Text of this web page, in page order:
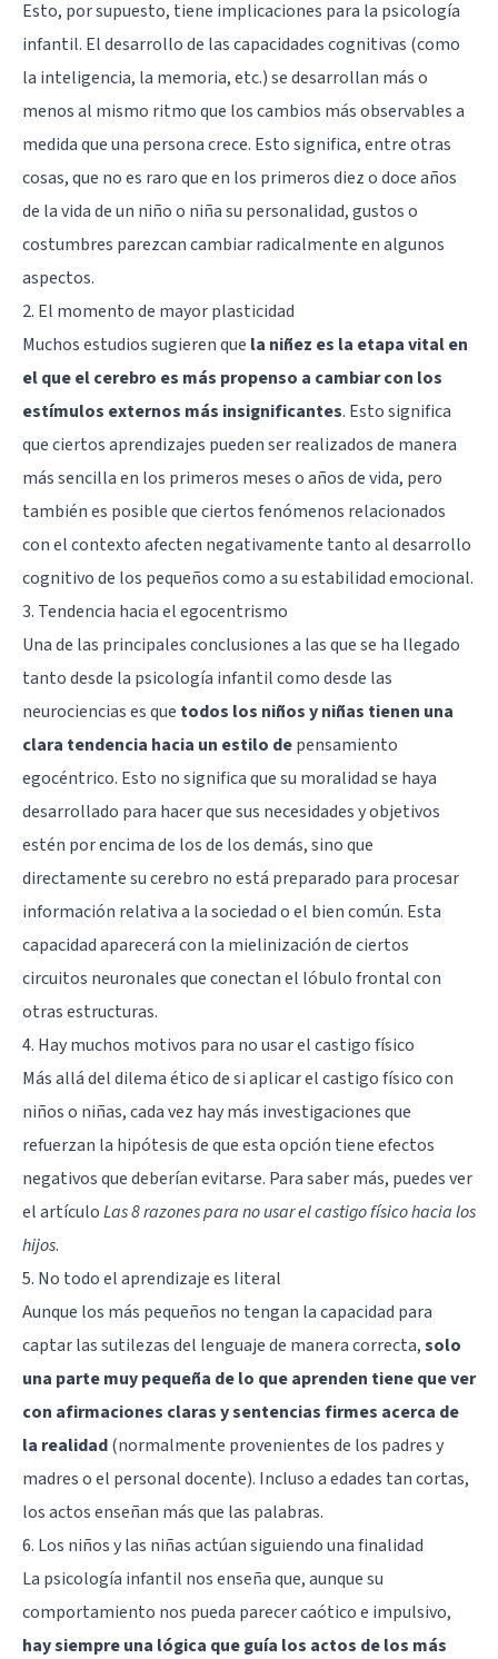
Esto, por supuesto, tiene implicaciones para la psicología
infantil. El desarrollo de las capacidades cognitivas (como
la inteligencia, la memoria, etc.) se desarrollan más o
menos al mismo ritmo que los cambios más observables a
medida que una persona crece. Esto significa, entre otras
cosas, que no es raro que en los primeros diez o doce años
de la vida de un niño o niña su personalidad, gustos o
costumbres parezcan cambiar radicalmente en algunos
aspectos.
2. El momento de mayor plasticidad
Muchos estudios sugieren que la niñez es la etapa vital en
el que el cerebro es más propenso a cambiar con los
estímulos externos más insignificantes. Esto significa
que ciertos aprendizajes pueden ser realizados de manera
más sencilla en los primeros meses o años de vida, pero
también es posible que ciertos fenómenos relacionados
con el contexto afecten negativamente tanto al desarrollo
cognitivo de los pequeños como a su estabilidad emocional.
3. Tendencia hacia el egocentrismo
Una de las principales conclusiones a las que se ha llegado
tanto desde la psicología infantil como desde las
neurocienciases que todos los niños y niñas tienen una
clara tendencia hacia un estilo depensamiento
egocéntrico. Esto no significa que su moralidad se haya
desarrollado para hacer que sus necesidades y objetivos
estén por encima de los de los demás, sino que
directamente su cerebro no está preparado para procesar
información relativa a la sociedad o el bien común. Esta
capacidad aparecerá con la mielinizaciónde ciertos
circuitos neuronales que conectan el lóbulo frontalcon
otras estructuras.
4. Hay muchos motivos para no usar el castigo físico
Más allá del dilema ético de si aplicar el castigo físico con
niños o niñas, cada vez hay más investigaciones que
refuerzan la hipótesis de que esta opción tiene efectos
negativos que deberían evitarse. Para saber más, puedes ver
el artículoLas 8 razones para no usar el castigo físico hacia los
hijos.
5. No todo el aprendizaje es literal
Aunque los más pequeños no tengan la capacidad para
captar las sutilezas del lenguaje de manera correcta,solo
una parte muy pequeña de lo que aprenden tiene que ver
con afirmaciones claras y sentencias firmes acerca de
la realidad(normalmente provenientes de los padres y
madres o el personal docente). Incluso a edades tan cortas,
los actos enseñan más que las palabras.
6. Los niños y las niñas actúan siguiendo una finalidad
La psicología infantil nos enseña que, aunque su
comportamiento nos pueda parecer caótico e impulsivo,
hay siempre una lógica que guía los actos de los más